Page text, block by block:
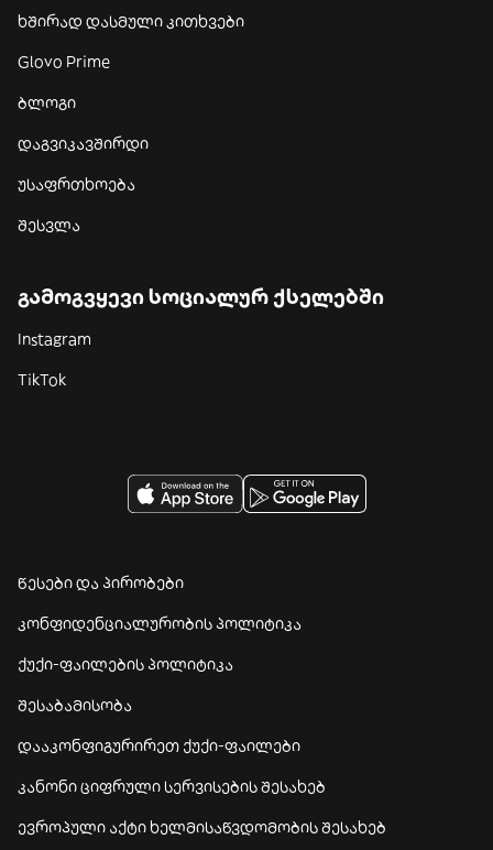
ხშირად დასმული კითხვები
Glovo Prime
ბლოგი
დაგვიკავშირდი
უსაფრთხოება
შესვლა
გამოგვყევი სოციალურ ქსელებში
Instagram
TikTok
წესები და პირობები
კონფიდენციალურობის პოლიტიკა
ქუქი-ფაილების პოლიტიკა
შესაბამისობა
დააკონფიგურირეთ ქუქი-ფაილები
კანონი ციფრული სერვისების შესახებ
ევროპული აქტი ხელმისაწვდომობის შესახებ